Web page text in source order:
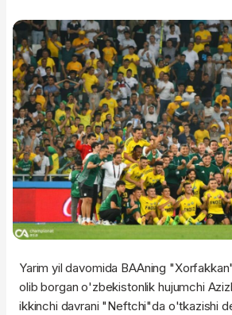
Yarim yil davomida BAAning
olib borgan o'zbekistonlik hujumchi
ikkinchi davrani "Neftchi"da o'tkazishi